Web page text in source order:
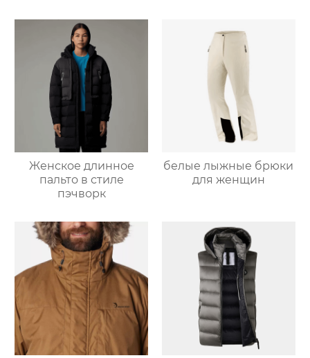
Женское длинное
пальто в стиле
пэчворк
белые лыжные брюки
для женщин